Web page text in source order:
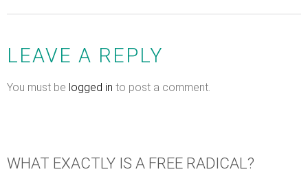
LEAVE A REPLY
You must be logged in to post a comment.
WHAT EXACTLY IS A FREE RADICAL?